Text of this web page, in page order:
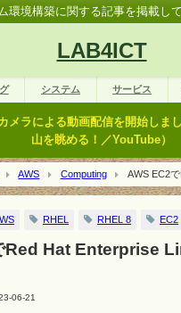
環境構築に関する記事を掲載し
LAB4ICT
システム サービス
メラによる動画配信を開始しま
山を眺める！／YouTube）
AWS Computing
AWS EC2
RHEL RHEL 8 EC2
Red Hat Enterprise
06-21